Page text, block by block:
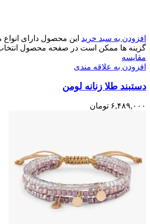
افزودن به سبد خرید این محصول دارای
گزینه ها ممکن است در صفحه محصول
مقایسه
افزودن به علاقه مندی
دستبند طلا زنانه لومن
۶,۴۸۹,۰۰۰ تومان